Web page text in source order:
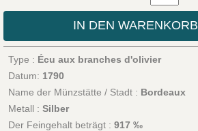
IN DEN WARENKORB
Type : Écu aux branches d'olivier
Datum: 1790
Name der Münzstätte / Stadt : Bordeaux
Metall : Silber
Der Feingehalt beträgt : 917 ‰